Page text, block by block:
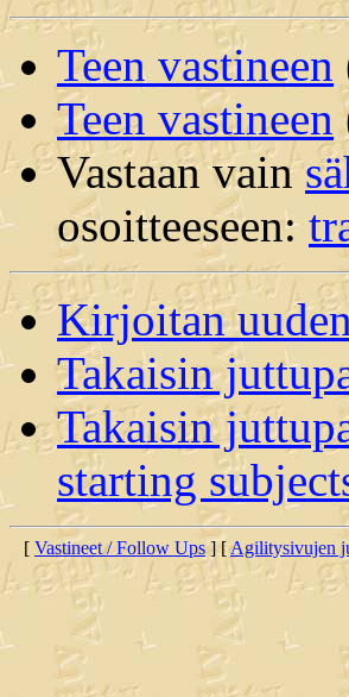
Teen vastineen
Teen vastineen
Vastaan vain
osoitteeseen:
Kirjoitan
Takaisin
Takaisin
starting
[ Vastineet / Follow Ups] [Agilitysivujen